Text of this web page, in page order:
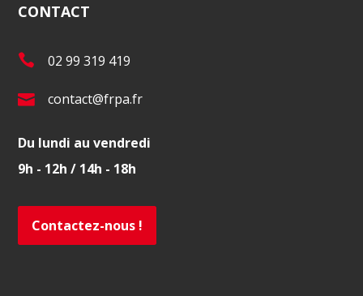
CONTACT
T
l
.
:
02 99 319 419
E
m
a
:
contact@frpa.fr
Du lundi au vendredi
9h - 12h / 14h - 18h
Contactez-nous !